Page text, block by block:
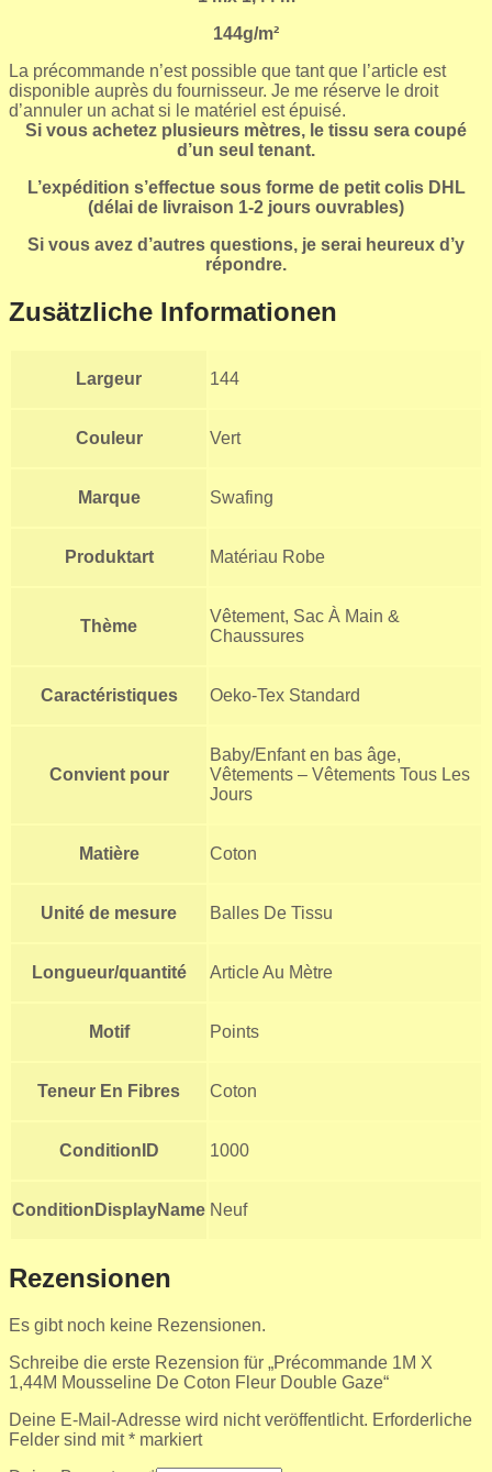
144g/m²
La précommande n’est possible que tant que l’article est
disponible auprès du fournisseur. Je me réserve le droit
d’annuler un achat si le matériel est épuisé.
Si vous achetez plusieurs mètres, le tissu sera coupé
d’un seul tenant.
L’expédition s’effectue sous forme de petit colis DHL
(délai de livraison 1-2 jours ouvrables)
Si vous avez d’autres questions, je serai heureux d’y
répondre.
Zusätzliche Informationen
Largeur 144
Couleur Vert
Marque Swafing
Produktart Matériau Robe
Thème
Vêtement, Sac À Main &
Chaussures
Caractéristiques Oeko-Tex Standard
Convient pour
Baby/Enfant en bas âge,
Vêtements – Vêtements Tous Les
Jours
Matière Coton
Unité de mesure Balles De Tissu
Longueur/quantité Article Au Mètre
Motif Points
Teneur En Fibres Coton
ConditionID 1000
ConditionDisplayName Neuf
Rezensionen
Es gibt noch keine Rezensionen.
Schreibe die erste Rezension für „Précommande 1M X
1,44M Mousseline De Coton Fleur Double Gaze“
Deine E-Mail-Adresse wird nicht veröffentlicht. Erforderliche
Felder sind mit* markiert